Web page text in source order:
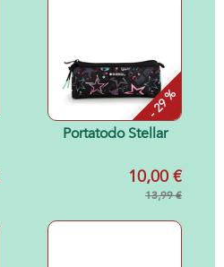
- 29 %
Portatodo Stellar
10,00 €
13,99 €